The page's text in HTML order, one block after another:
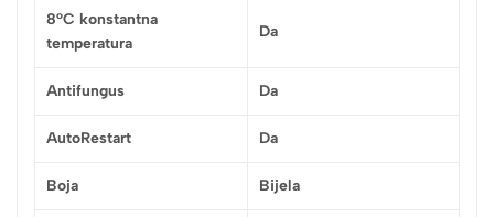
8°C konstantna
temperatura
Da
Antifungus Da
AutoRestart Da
Boja Bijela